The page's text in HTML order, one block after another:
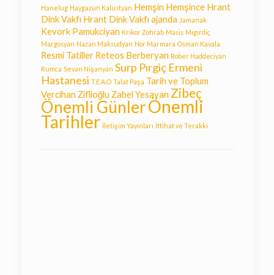
Hanelug Haygazun Kalustyan Hemşin Hemşince Hrant
Dink Vakfı Hrant Dink Vakfı ajanda Jamanak
Kevork Pamukciyan Krikor Zohrab Masis Mıgırdiç
Margosyan Nazan Maksudyan Nor Marmara Osman Kavala
Resmi Tatiller Reteos Berberyan Rober Haddeciyan
Rumca Sevan Nişanyan Surp Pırgiç Ermeni
Hastanesi T.E.A.O Talat Paşa Tarih ve Toplum
Vercihan Ziflioğlu Zabel Yesayan Zibeç
Önemli GünlerÖnemli
Tarihler İletişim Yayınları İttihat ve Terakki